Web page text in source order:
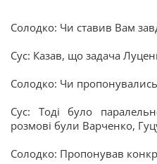
Солодко: Чи ставив Вам
Сус: Казав, що задача
Солодко: Чи
Сус: Тоді було
розмові були Варченко,
Солодко: Пропонував